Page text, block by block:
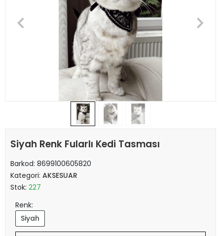
Siyah Renk Fularlı Kedi Tasması
Barkod: 8699100605820
Kategori: AKSESUAR
Stok: 227
Renk:
Siyah